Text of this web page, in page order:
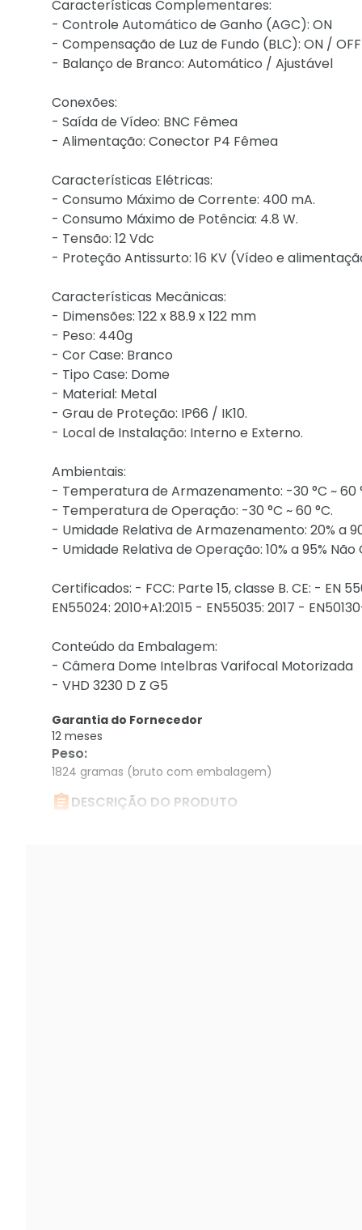
Características Complementares:
- Controle Automático de Ganho (AGC): ON
- Compensação de Luz de Fundo (BLC): ON / OFF
- Balanço de Branco: Automático / Ajustável
Conexões:
- Saída de Vídeo: BNC Fêmea
- Alimentação: Conector P4 Fêmea
Características Elétricas:
- Consumo Máximo de Corrente: 400 mA.
- Consumo Máximo de Potência: 4.8 W.
- Tensão: 12 Vdc
- Proteção Antissurto: 16 KV (Vídeo e
Características Mecânicas:
- Dimensões: 122 x 88.9 x 122 mm
- Peso: 440g
- Cor Case: Branco
- Tipo Case: Dome
- Material: Metal
- Grau de Proteção: IP66 / IK10.
- Local de Instalação: Interno e Externo.
Ambientais:
- Temperatura de Armazenamento: -30 °C ~ 60
- Temperatura de Operação: -30 °C ~ 60 °C.
- Umidade Relativa de Armazenamento: 20% a
- Umidade Relativa de Operação: 10% a 95%
Certificados: - FCC: Parte 15, classe B. CE: - EN
EN55024: 2010+A1:2015 - EN55035: 2017 -
Conteúdo da Embalagem:
- Câmera Dome Intelbras Varifocal Motorizada
- VHD 3230 D Z G5
Garantia do Fornecedor
12 meses
Peso:
1824 gramas (bruto com embalagem)
DESCRIÇÃO DO PRODUTO